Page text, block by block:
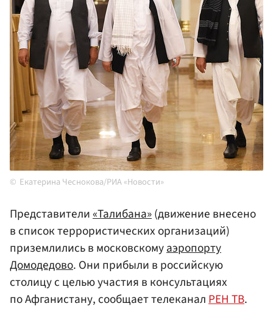
Екатерина Чеснокова/РИА «Новости»
Представители«Талибана»(движение внесено
в список террористических организаций)
приземлились в московскомуаэропорту
Домодедово. Они прибыли в российскую
столицу с целью участия в консультациях
по Афганистану, сообщает телеканалРЕН ТВ.